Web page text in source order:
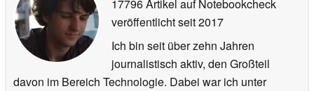
17796 Artikel auf Notebookcheck
veröffentlichtseit 2017
Ich bin seit über zehn Jahren
journalistisch aktiv, den Großteil
davon im Bereich Technologie. Dabei war ich unter